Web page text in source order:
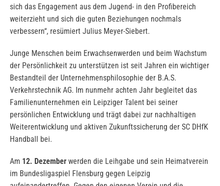
sich das Engagement aus dem Jugend- in den Profibereich
weiterzieht und sich die guten Beziehungen nochmals
verbessern“, resümiert Julius Meyer-Siebert.
Junge Menschen beim Erwachsenwerden und beim Wachstum
der Persönlichkeit zu unterstützen ist seit Jahren ein wichtiger
Bestandteil der Unternehmensphilosophie der B.A.S.
Verkehrstechnik AG. Im nunmehr achten Jahr begleitet das
Familienunternehmen ein Leipziger Talent bei seiner
persönlichen Entwicklung und trägt dabei zur nachhaltigen
Weiterentwicklung und aktiven Zukunftssicherung der SC DHfK
Handball bei.
Am 12. Dezember werden die Leihgabe und sein Heimatverein
im Bundesligaspiel Flensburg gegen Leipzig